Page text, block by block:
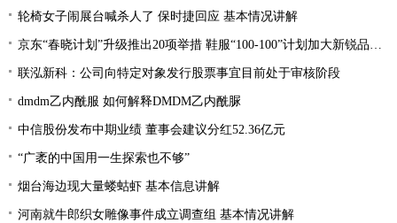
轮椅女子闹展台喊杀人了 保时捷回应 基本情况讲解
京东“春晓计划”升级推出20项举措 鞋服“100-100”计划加大新锐品牌扶持力度
联泓新科：公司向特定对象发行股票事宜目前处于审核阶段
dmdm乙内酰服 如何解释DMDM乙内酰脲
中信股份发布中期业绩 董事会建议分红52.36亿元
“广袤的中国用一生探索也不够”
烟台海边现大量蝼蛄虾 基本信息讲解
河南就牛郎织女雕像事件成立调查组 基本情况讲解